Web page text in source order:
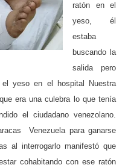
ratón en el
yeso, él
estaba
buscando la
salida pero
yeso en el hospital Nuestra
era una culebra lo que tenía
el ciudadano venezolano.
Venezuela para ganarse
al interrogarlo manifestó que
cohabitando con ese ratón